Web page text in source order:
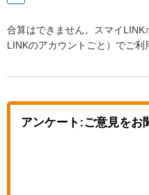
合算はできません。スマイ
LINKのアカウントごと）でご利
アンケート:ご意見をお